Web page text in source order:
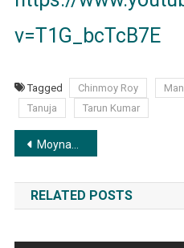
v=T1G_bcTcB7E
Tagged Chinmoy Roy
Tanuja
Tarun Kumar
Post
navigation
Moynamotir Pather Dhare | ময়নামতীর পথের ধারে
RELATED POSTS